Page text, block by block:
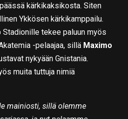
kärkikaksikosta. Siten
Ykkösen kärkikamppailu.
Stadionille tekee paluun myös
-pelaajaa, sillä Maximo
nykyään Gnistania.
muita tuttuja nimiä
mainiosti, sillä olemme